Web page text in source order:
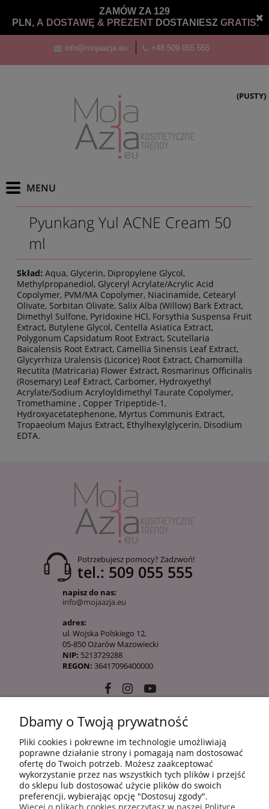
ZAMÓW ZA 129
PLN, A DOSTAWĘ & PREZENT DOSTANIESZ GRATIS.
info@mojaazja.eu +48 509 055 555
(PUSTY)
Pyunkang Yul ACNE Cream 50
ml
Skład: Aqua, Glycerin, Dipropylene Glycol,
Methylpropanediol, Glyceryl Acrylate/Acrylic Acid
Copolymer, PVM/MA Copolymer, Niacinamide, Cetearyl
Olivate, Sorbitan Olivate, Salix Alba (Willow) Bark Extract,
Dimethyl Sulfone, Pyridoxine HCl, Forsythia Suspensa Fruit
Extract, Butylene Glycol, Centella Asiatica Extract,
Polygonum Capsidatum Root Extract, Scutellaria
Baicalensis Root Extract, Camellia Sinensis Leaf Extract,
Glycyrrhiza Uralensis (Licorice) Root Extract, Chamomilla
Recutita (Matricaria) Flower Extract, Rosmarinus Officinalis
(Rosemary) Leaf Extract, Carbomer, Hydroxyethyl
Acrylate/Sodium Acryloyldimethyl Taurate Copolymer,
Tromethamine , Copper Tripeptide-1,
Hydroxyacetatephenone, Myrtus Communis Extract,
Tropaeolum Majus Extract, Ethylhexylglycerin, Disodium
EDTA.
Potrzebujesz pomocy? Zadzwoń!
tel.: 509 055 555
napisz do nas:
info@mojaazja.eu
adres:
ul. Wojska Polskiego 12,
05-850 Ożarów Mazowiecki
NIP: 5213729288
REGON: 36417096400000
10 KROKÓW KOREAŃSKIEJ PIELĘGANCJI
INFORMACJE
Dbamy o Twoją prywatność
Pliki cookies i pokrewne im technologie umożliwiają
poprawne działanie strony i pomagają nam dostosować
ofertę do Twoich potrzeb. Możesz zaakceptować
wykorzystanie przez nas wszystkich tych plików i przejść
do sklepu lub dostosować użycie plików do swoich
preferencji, wybierając opcję "Dostosuj zgody".